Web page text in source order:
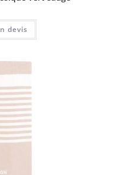
devis